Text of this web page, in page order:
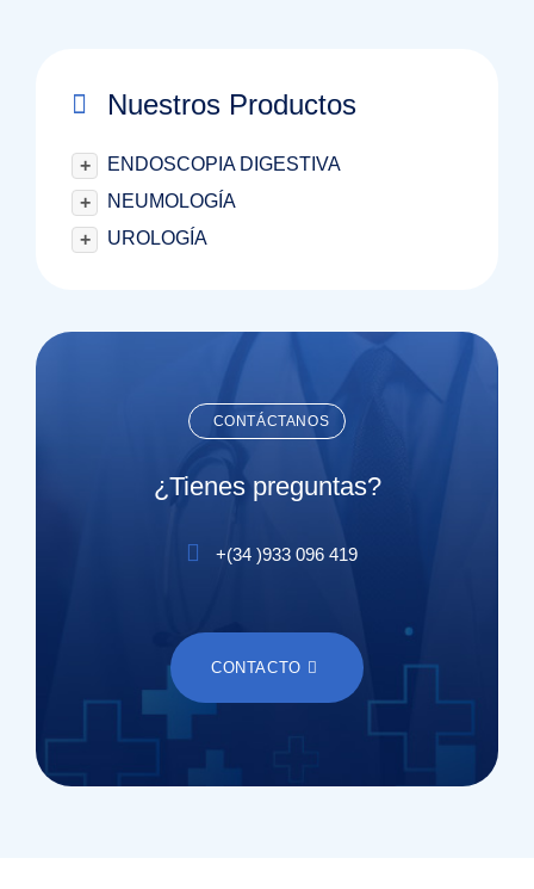
Nuestros Productos
+
ENDOSCOPIA DIGESTIVA
+
NEUMOLOGÍA
+
UROLOGÍA
CONTÁCTANOS
¿Tienes preguntas?
+(34 )933 096 419
CONTACTO